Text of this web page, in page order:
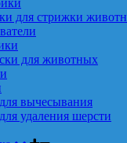
для стрижки
для животных
вычесывания
удаления шерсти